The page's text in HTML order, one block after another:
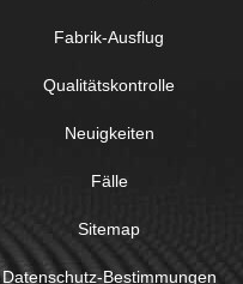
Fabrik-Ausflug
Qualitätskontrolle
Neuigkeiten
Fälle
Sitemap
Datenschutz-Bestimmungen